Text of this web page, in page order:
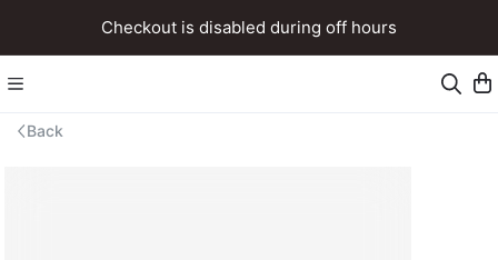
Checkout is disabled during off hours
Back